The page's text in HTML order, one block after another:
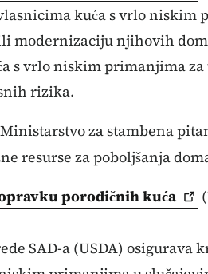
kuća s vrlo niskim
modernizaciju njihovih
s vrlo niskim primanjima
rizika.
za stambena
resurse za poboljšanja
porodičnihkuća
SAD-a (USDA) osigurava